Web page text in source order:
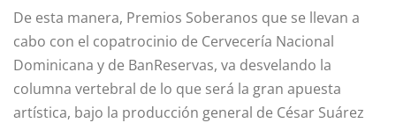
De esta manera, Premios Soberanos que se llevan a
cabo con el copatrocinio de Cervecería Nacional
Dominicana y de BanReservas, va desvelando la
columna vertebral de lo que será la gran apuesta
artística, bajo la producción general de César Suárez